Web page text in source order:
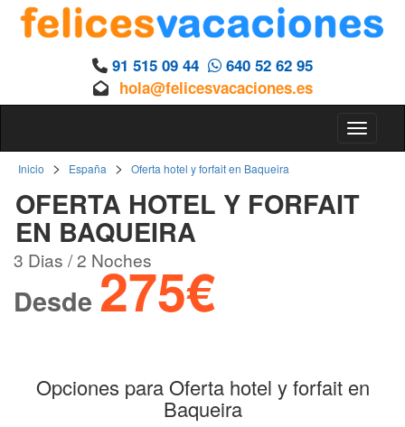
91 515 09 44
640 52 62 95
hola@felicesvacaciones.es
Inicio > España > Oferta hotel y forfait en Baqueira
OFERTA HOTEL Y FORFAIT
EN BAQUEIRA
3 Dias / 2 Noches
Desde 275€
Opciones para Oferta hotel y forfait en
Baqueira